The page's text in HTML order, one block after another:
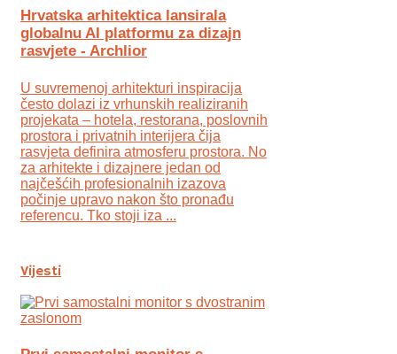
Hrvatska arhitektica lansirala
globalnu AI platformu za dizajn
rasvjete - Archlior
U suvremenoj arhitekturi inspiracija
često dolazi iz vrhunskih realiziranih
projekata – hotela, restorana, poslovnih
prostora i privatnih interijera čija
rasvjeta definira atmosferu prostora. No
za arhitekte i dizajnere jedan od
najčešćih profesionalnih izazova
počinje upravo nakon što pronađu
referencu. Tko stoji iza ...
Vijesti